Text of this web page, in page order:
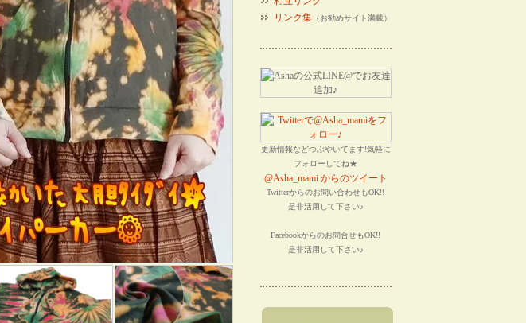
リンク集（お勧めサイト満載）
更新情報などつぶやいてます!気軽に
フォローしてね★
@Asha_mami からのツイート
Twitterからのお問い合わせもOK!!
是非活用して下さい♪
Facebookからのお問合せもOK!!
是非活用して下さい♪